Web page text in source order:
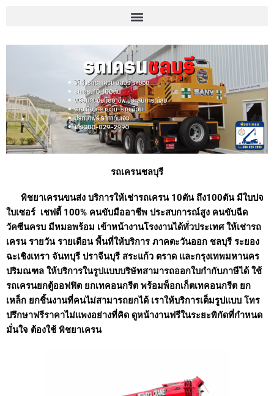
รถเครนชลบุรี
พิชยาเครนขนส่ง บริการให้เช่ารถเครน 10ตัน ถึง100ตัน มีใบปจ
ใบเซอร์ เชฟตี้ 100% คนขับมืออาชีพ ประสบการณ์สูง คนขับฉีด
วัคซีนครบ มีหมอพร้อม เข้าหน้างานโรงงานได้ทั่วประเทศ ให้เช่ารถ
เครน รายวัน รายเดือน พื้นที่ให้บริการ ภาคตะวันออก ชลบุรี ระยอง
ฉะเชิงเทรา จันทบุรี ปราจีนบุรี สระแก้ว ตราด และกรุงเทพมหานคร
ปริมณฑล ให้บริการในรูปแบบบริษัทสามารถออกใบกำกับภาษีได้ ใช้
รถเครนยกตู้ออฟฟิต ยกเทคอนกรีต พร้อมพ็อกเก็ตเทคอนกรีต ยก
เหล็ก ยกชิ้นงานที่คนไม่สามารถยกได้ เราให้บริการเต็มรูปแบบ โทร
ปรึกษาฟรีราคาไม่แพงอย่างที่คิด ดูหน้างานฟรีในระยะพิกัดที่กำหนด
มั่นใจ ต้องใช้ พิชยาเครน